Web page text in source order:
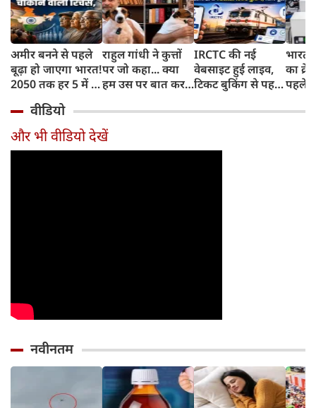
अमीर बनने से पहले
बूढ़ा हो जाएगा भारत!
2050 तक हर 5 में 1
साल से ज्यादा उम्र का
राहुल गांधी ने कुत्तों
पर जो कहा... क्या
हम उस पर बात कर
IRCTC की नई
वेबसाइट हुई लाइव,
टिकट बुकिंग से पहले
काम, जानें पूरा
भारत
का
पहले
और
वीडियो
और भी वीडियो देखें
नवीनतम